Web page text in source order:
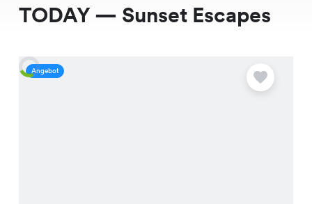
TODAY — Sunset Escapes
Angebot